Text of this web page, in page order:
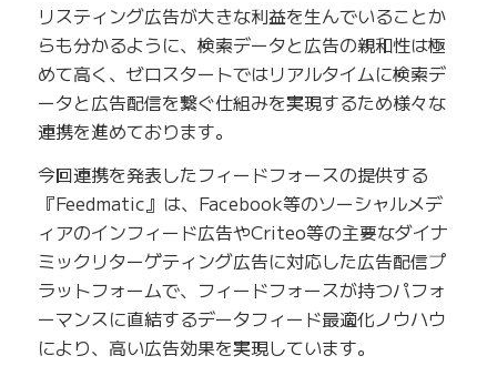
リスティング広告が大きな利益を生んでいることか
らも分かるように、検索データと広告の親和性は極
めて高く、ゼロスタートではリアルタイムに検索デ
ータと広告配信を繋ぐ仕組みを実現するため様々な
連携を進めております。
今回連携を発表したフィードフォースの提供する
『Feedmatic』は、Facebook等のソーシャルメデ
ィアのインフィード広告やCriteo等の主要なダイナ
ミックリターゲティング広告に対応した広告配信プ
ラットフォームで、フィードフォースが持つパフォ
ーマンスに直結するデータフィード最適化ノウハウ
により、高い広告効果を実現しています。